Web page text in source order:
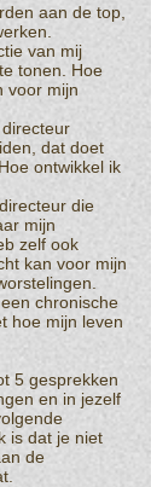
aan de top,
van mij
tonen. Hoe
voor mijn
dat doet
ontwikkel ik
die
mijn
zelf ook
kan voor mijn
chronische
hoe mijn leven
5 gesprekken
en in jezelf
is dat je niet
de